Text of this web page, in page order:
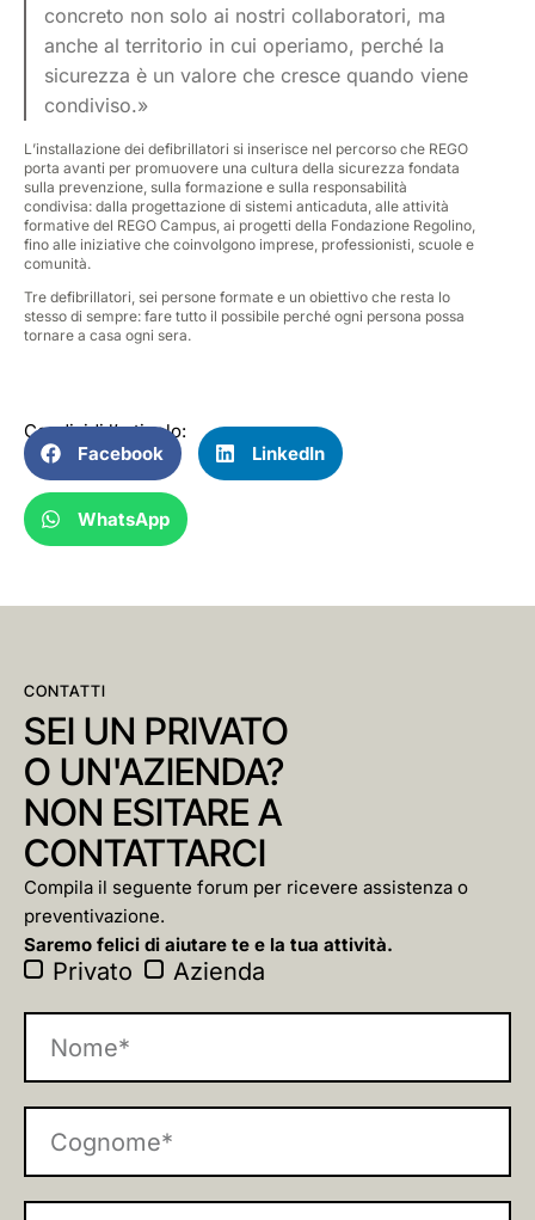
concreto non solo ai nostri collaboratori, ma
anche al territorio in cui operiamo, perché la
sicurezza è un valore che cresce quando viene
condiviso.»
L’installazione dei defibrillatori si inserisce nel percorso che REGO
porta avanti per promuovere una cultura della sicurezza fondata
sulla prevenzione, sulla formazione e sulla responsabilità
condivisa: dalla progettazione di sistemi anticaduta, alle attività
formative del REGO Campus, ai progetti della Fondazione Regolino,
fino alle iniziative che coinvolgono imprese, professionisti, scuole e
comunità.
Tre defibrillatori, sei persone formate e un obiettivo che resta lo
stesso di sempre: fare tutto il possibile perché ogni persona possa
tornare a casa ogni sera.
Condividi l’articolo:
Facebook
LinkedIn
WhatsApp
CONTATTI
SEI UN PRIVATO
O UN'AZIENDA?
NON ESITARE A
CONTATTARCI
Compila il seguente forum per ricevere assistenza o
preventivazione.
Saremo felici di aiutare te e la tua attività.
Privato Azienda